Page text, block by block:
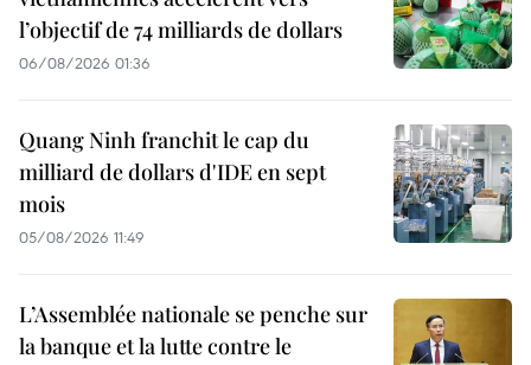
l’objectif de 74 milliards de dollars
06/08/2026 01:36
Quang Ninh franchit le cap du
milliard de dollars d'IDE en sept
mois
05/08/2026 11:49
L’Assemblée nationale se penche sur
la banque et la lutte contre le